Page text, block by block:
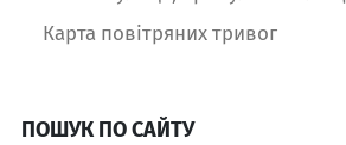
Карта повітряних тривог
ПОШУК ПО САЙТУ